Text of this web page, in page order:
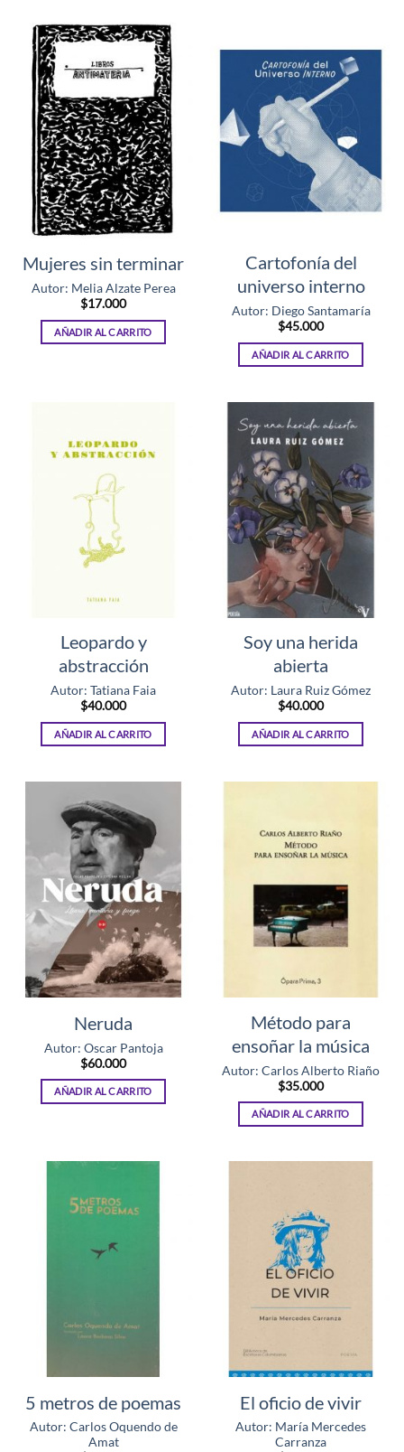
Mujeres sin terminar
Autor: Melia Alzate Perea
$17.000
AÑADIR AL CARRITO
Cartofonía del
universo interno
Autor: Diego Santamaría
$45.000
AÑADIR AL CARRITO
Leopardo y
abstracción
Autor: Tatiana Faia
$40.000
AÑADIR AL CARRITO
Soy una herida
abierta
Autor: Laura Ruiz Gómez
$40.000
AÑADIR AL CARRITO
Neruda
Autor: Oscar Pantoja
$60.000
AÑADIR AL CARRITO
Método para
ensoñar la música
Autor: Carlos Alberto Riaño
$35.000
AÑADIR AL CARRITO
5 metros de poemas
Autor: Carlos Oquendo de
Amat
El oficio de vivir
Autor: María Mercedes
Carranza